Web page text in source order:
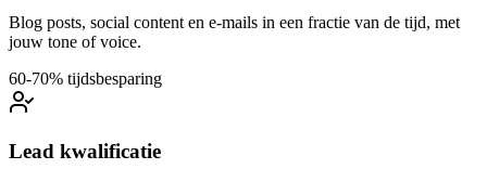
Blog posts, social content en e-mails in een fractie van de tijd, met
jouw tone of voice.
60-70% tijdsbesparing
Lead kwalificatie